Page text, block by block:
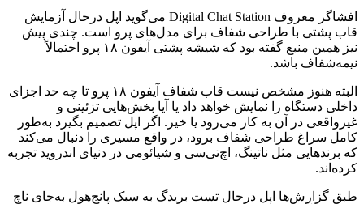
افشاگر معروف Digital Chat Station می‌گوید اپل درحال آزمایش
قاب پشتی با طراحی شفاف برای مدل‌های پرو است. چندی پیش
نیز همین منبع گفته بود که شیشه پشتی آیفون ۱۸ پرو احتمالاً
نیمه‌شفاف باشد.
البته هنوز مشخص نیست قاب شفاف آیفون ۱۸ پرو تا چه حد اجزای
داخلی دستگاه را نمایش خواهد داد یا آیا بخش‌هایی تزئینی و
غیرواقعی در آن به کار می‌رود یا خیر. اگر اپل تصمیم بگیرد به‌طور
کامل سراغ طراحی شفاف برود، در واقع مسیری را دنبال می‌کند
که برندهایی مثل ناتینگ، اچ‌تی‌سی و شیائومی در دنیای اندروید تجربه
کرده‌اند.
طبق گزارش‌ها اپل درحال تست بریدگ به سبک پانج‌هول به‌جای ناچ